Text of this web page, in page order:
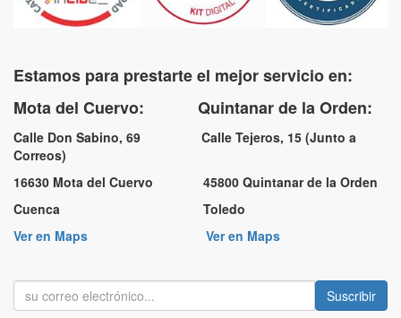
Estamos para prestarte el mejor servicio en:
Mota del Cuervo: Quintanar de la Orden:
Calle Don Sabino, 69 Calle Tejeros, 15 (Junto a
Correos)
16630 Mota del Cuervo 45800 Quintanar de la Orden
Cuenca Toledo
Ver en Maps
Ver en Maps
Suscribir